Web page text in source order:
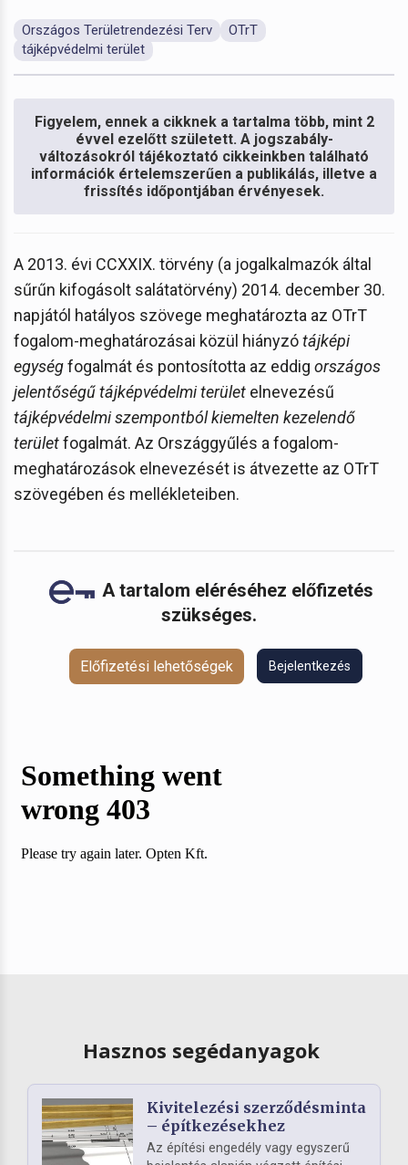
Országos Területrendezési Terv
OTrT
tájképvédelmi terület
Figyelem, ennek a cikknek a tartalma több, mint 2
évvel ezelőtt született. A jogszabály-
változásokról tájékoztató cikkeinkben található
információk értelemszerűen a publikálás, illetve a
frissítés időpontjában érvényesek.
A 2013. évi CCXXIX. törvény (a jogalkalmazók által
sűrűn kifogásolt salátatörvény) 2014. december 30.
napjától hatályos szövege meghatározta az OTrT
fogalom-meghatározásai közül hiányzótájképi
egységfogalmát és pontosította az eddig országos
jelentőségű tájképvédelmi terület elnevezésű
tájképvédelmi szempontból kiemelten kezelendő
területfogalmát. Az Országgyűlés a fogalom-
meghatározások elnevezését is átvezette az OTrT
szövegében és mellékleteiben.
A tartalom eléréséhez előfizetés
szükséges.
Előfizetési lehetőségek Bejelentkezés
Hasznos segédanyagok
Kivitelezési szerződésminta
– építkezésekhez
Az építési engedély vagy egyszerű